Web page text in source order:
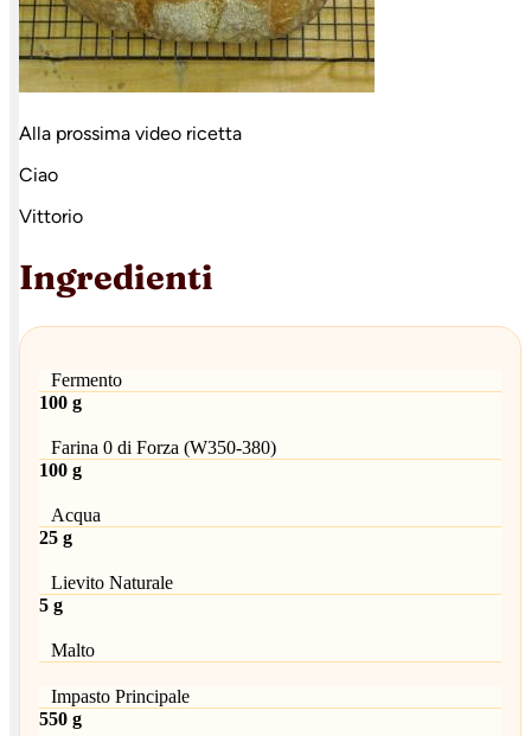
Alla prossima video ricetta
Ciao
Vittorio
Ingredienti
Fermento
100 g
Farina 0 di Forza (W350-380)
100 g
Acqua
25 g
Lievito Naturale
5 g
Malto
Impasto Principale
550 g